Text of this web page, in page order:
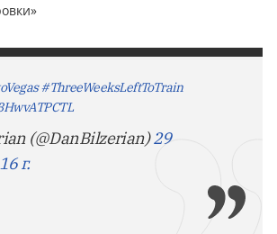
#ThreeWeeksLeftToTrain
(@DanBilzerian)29
г.